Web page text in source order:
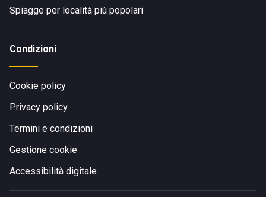
Spiagge per località più popolari
Condizioni
Cookie policy
Privacy policy
Termini e condizioni
Gestione cookie
Accessibilità digitale